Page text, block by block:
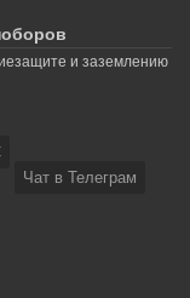
и заземлению
Чат в Телеграм